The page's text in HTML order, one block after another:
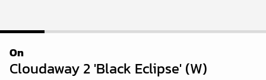
1 2 3 4 5 6
On
Cloudaway 2 'Black Eclipse' (W)